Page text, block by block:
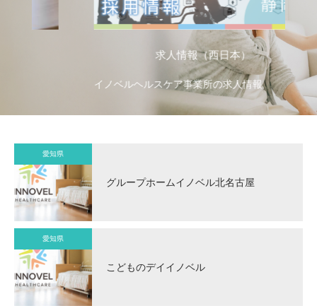
求人情報（西日本）
イノベルヘルスケア事業所の求人情報
愛知県
グループホームイノベル北名古屋
愛知県
こどものデイイノベル